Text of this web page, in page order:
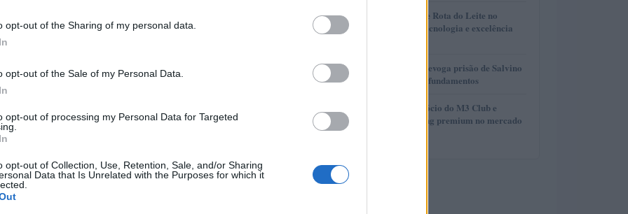
opt-out of the Sharing of my personal data.
opt-out of the Sale of my Personal Data.
opt-out of processing my Personal Data for Targeted
opt-out of Collection, Use, Retention, Sale, and/or Sharing
Data that Is Unrelated with the Purposes for which it
Forex, é uma atividade que atrai muitos investidores
No entanto, é fundamental entender que esse
realizar qualquer transação, é essencial avaliar
nível de experiência e tolerância ao risco
3
Torneio Leiteiro e Rota do Leite no
Agroleite 2026: tecnologia e excelência
4
Desembargador revoga prisão de Salvino
Oliveira e critica fundamentos
5
Como se tornar sócio do M3 Club e
acessar networking premium no mercado